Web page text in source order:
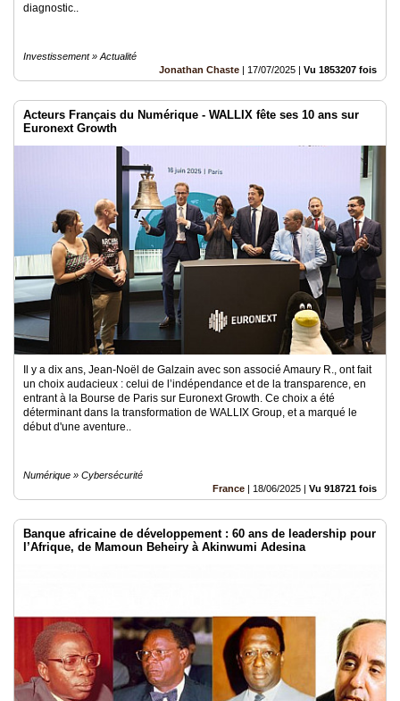
diagnostic..
Investissement » Actualité
Jonathan Chaste | 17/07/2025 | Vu 1853207 fois
Acteurs Français du Numérique - WALLIX fête ses 10 ans sur
Euronext Growth
Il y a dix ans, Jean-Noël de Galzain avec son associé Amaury R., ont fait
un choix audacieux : celui de l’indépendance et de la transparence, en
entrant à la Bourse de Paris sur Euronext Growth. Ce choix a été
déterminant dans la transformation de WALLIX Group, et a marqué le
début d'une aventure..
Numérique » Cybersécurité
France | 18/06/2025 | Vu 918721 fois
Banque africaine de développement : 60 ans de leadership pour
l’Afrique, de Mamoun Beheiry à Akinwumi Adesina